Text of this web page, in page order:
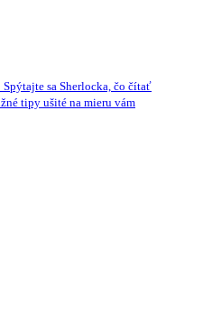
Spýtajte sa Sherlocka, čo čítať
tipy ušité na mieru vám